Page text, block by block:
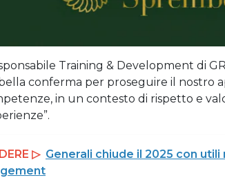
Training & Development di
conferma per proseguire il nostro
in un contesto di rispetto e
▷ Generali chiude il 2025 con